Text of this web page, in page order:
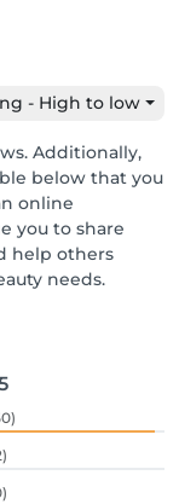
- High to low
Additionally,
below that you
online
you to share
help others
needs.